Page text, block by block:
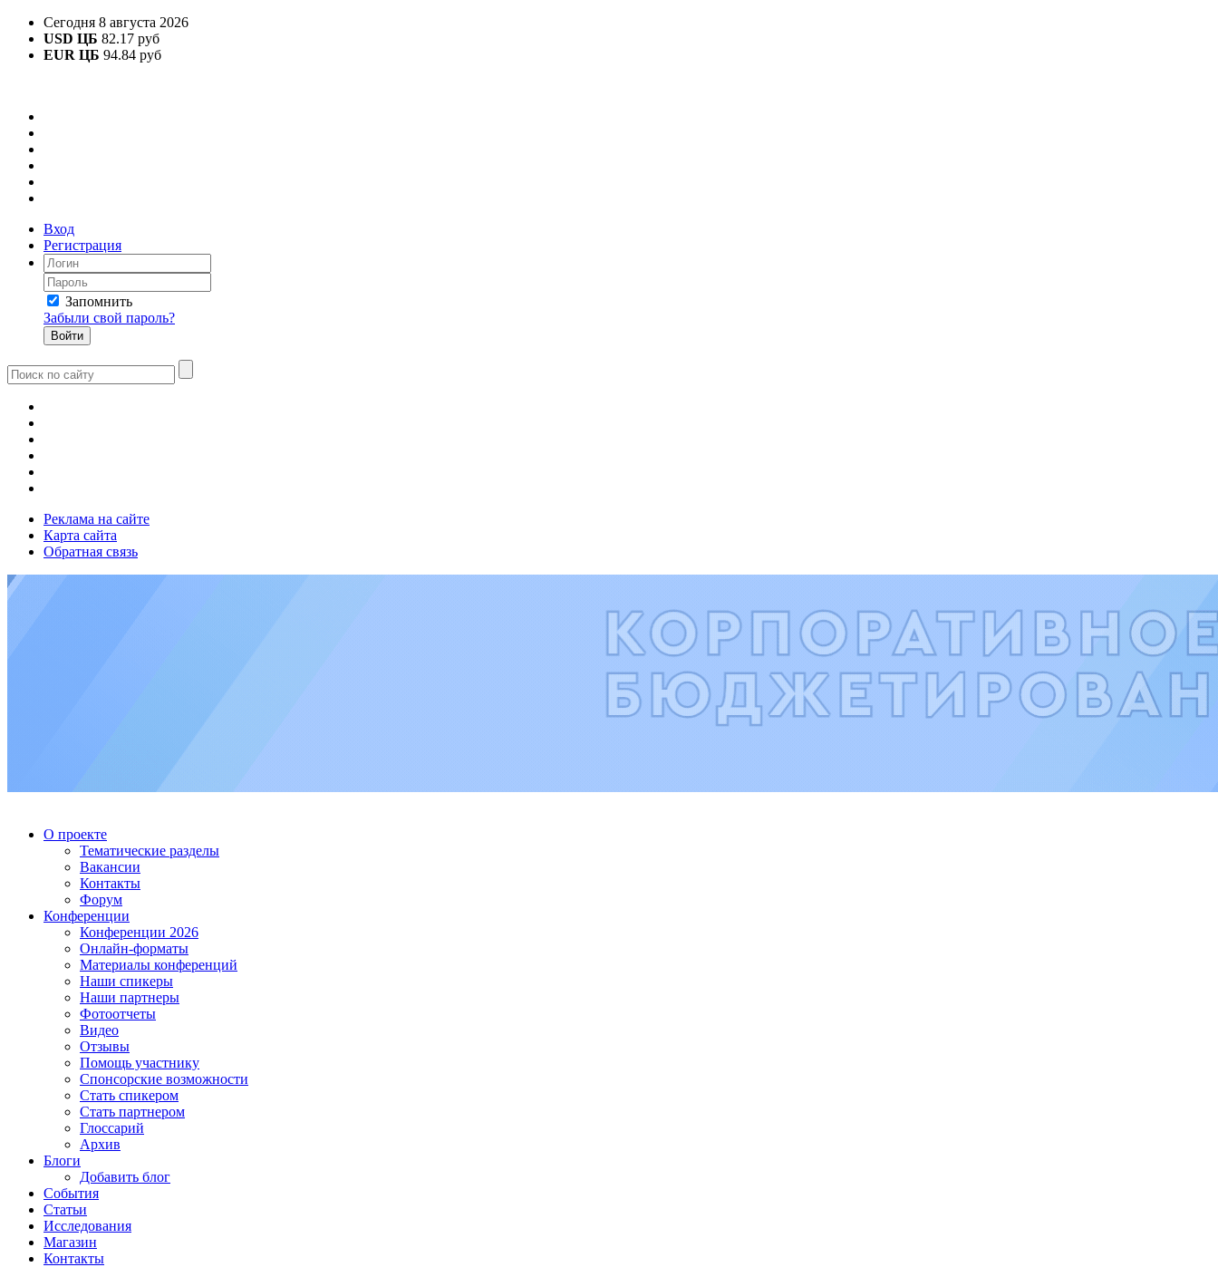
Сегодня 8 августа 2026
USD ЦБ 82.17 руб
EUR ЦБ 94.84 руб
Вход
Регистрация
Запомнить
Забыли свой пароль?
Реклама на сайте
Карта сайта
Обратная связь
О проекте
Тематические разделы
Вакансии
Контакты
Форум
Конференции
Конференции 2026
Онлайн-форматы
Материалы конференций
Наши спикеры
Наши партнеры
Фотоотчеты
Видео
Отзывы
Помощь участнику
Спонсорские возможности
Стать спикером
Стать партнером
Глоссарий
Архив
Блоги
Добавить блог
События
Статьи
Исследования
Магазин
Контакты